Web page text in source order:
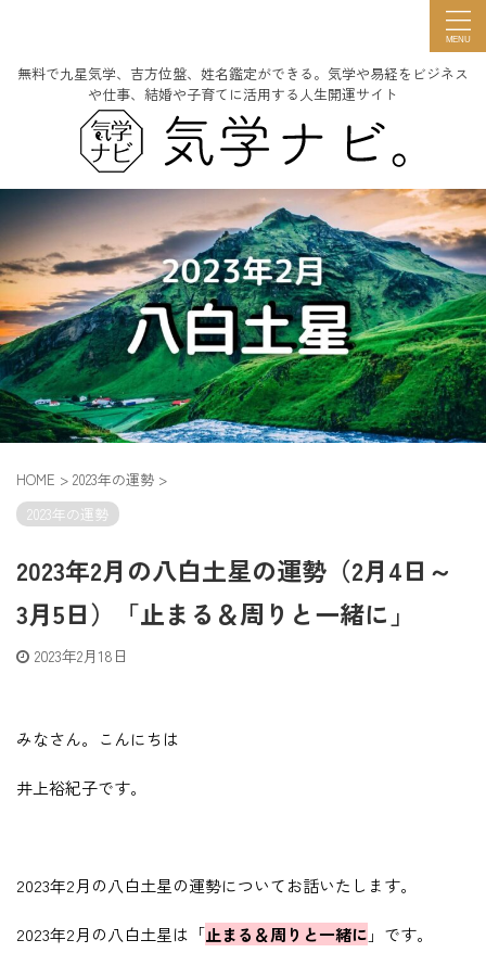
無料で九星気学、吉方位盤、姓名鑑定ができる。気学や易経をビジネス
や仕事、結婚や子育てに活用する人生開運サイト
HOME > 2023年の運勢 >
2023年の運勢
2023年2月の八白土星の運勢（2月4日～
3月5日）「止まる＆周りと一緒に」
2023年2月18日
みなさん。こんにちは
井上裕紀子です。
2023年2月の八白土星の運勢についてお話いたします。
2023年2月の八白土星は「止まる＆周りと一緒に 」です。